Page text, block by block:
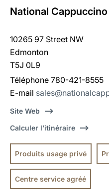
recherche
National Cappuccino
10265 97 Street NW
Edmonton
T5J 0L9
Téléphone 780-421-8555
E-mail
Site Web
Calculer l’itinéraire
Produits usage privé
Centre service agréé